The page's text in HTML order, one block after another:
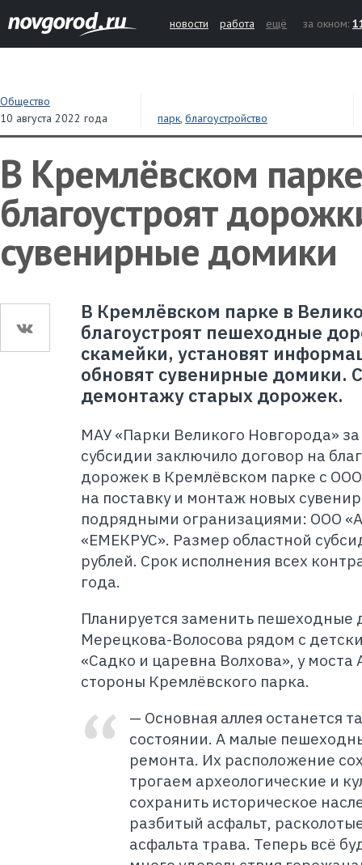
новости работа ещё за окном:
Общество
10 августа 2022 года
парк, благоустройство
В Кремлёвском парке
благоустроят
сувенирные домики
В Кремлёвском парке в
благоустроят пешеходные
скамейки, установят
обновят сувенирные домики.
демонтажу старых дорожек.
МАУ «Парки Великого Новгорода»
субсидии заключило договор на
дорожек в Кремлёвском парке с
на поставку и монтаж новых
подрядными огранизациями: ООО
«ЕМЕКРУС». Размер областной
рублей. Срок исполнения всех
года.
Планируется заменить
Мерецкова-Волосова рядом с
«Садко и царевна Волхова», у моста
стороны Кремлёвского парка.
— Основная аллея останется
состоянии. А малые
ремонта. Их расположение
трогаем археологические и
сохранить историческое
разбитый асфальт,
асфальта трава. Теперь всё